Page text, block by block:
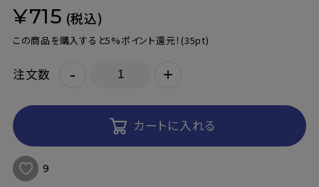
利用規約
¥715 (税込)
この商品を購入すると5%ポイント還元！ (35pt)
注文数 - +
カートに入れる
9